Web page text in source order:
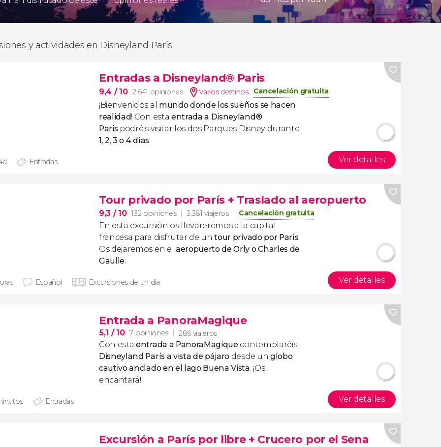
y actividades en Disneyland París
Entradas a Disneyland® Paris
9,4 / 10 2.641 opiniones Varios destinos Cancelación gratuita
¡Bienvenidos al mundo donde los sueños se hacen
realidad! Con esta entrada a Disneyland®
Parispodréis visitar los dos Parques Disney durante
1,2,3 o 4 días.
Entradas Ver detalles
Tour privado por París + Traslado al aeropuerto
9,3 / 10 132 opiniones 3.381 viajeros Cancelación gratuita
En esta excursión os llevareremos a la capital
francesa para disfrutar de untour privado por París.
Os dejaremos en el aeropuerto de Orly o Charles de
Gaulle.
Español Excursiones de un día Ver detalles
Entrada a PanoraMagique
5,1 / 10 7 opiniones 286 viajeros
Con estaentrada a PanoraMagique contemplaréis
Disneyland París a vista de pájaro desde un globo
cautivo anclado en el lago Buena Vista. ¡Os
encantará!
Entradas Ver detalles
Excursión a París por libre + Crucero por el Sena